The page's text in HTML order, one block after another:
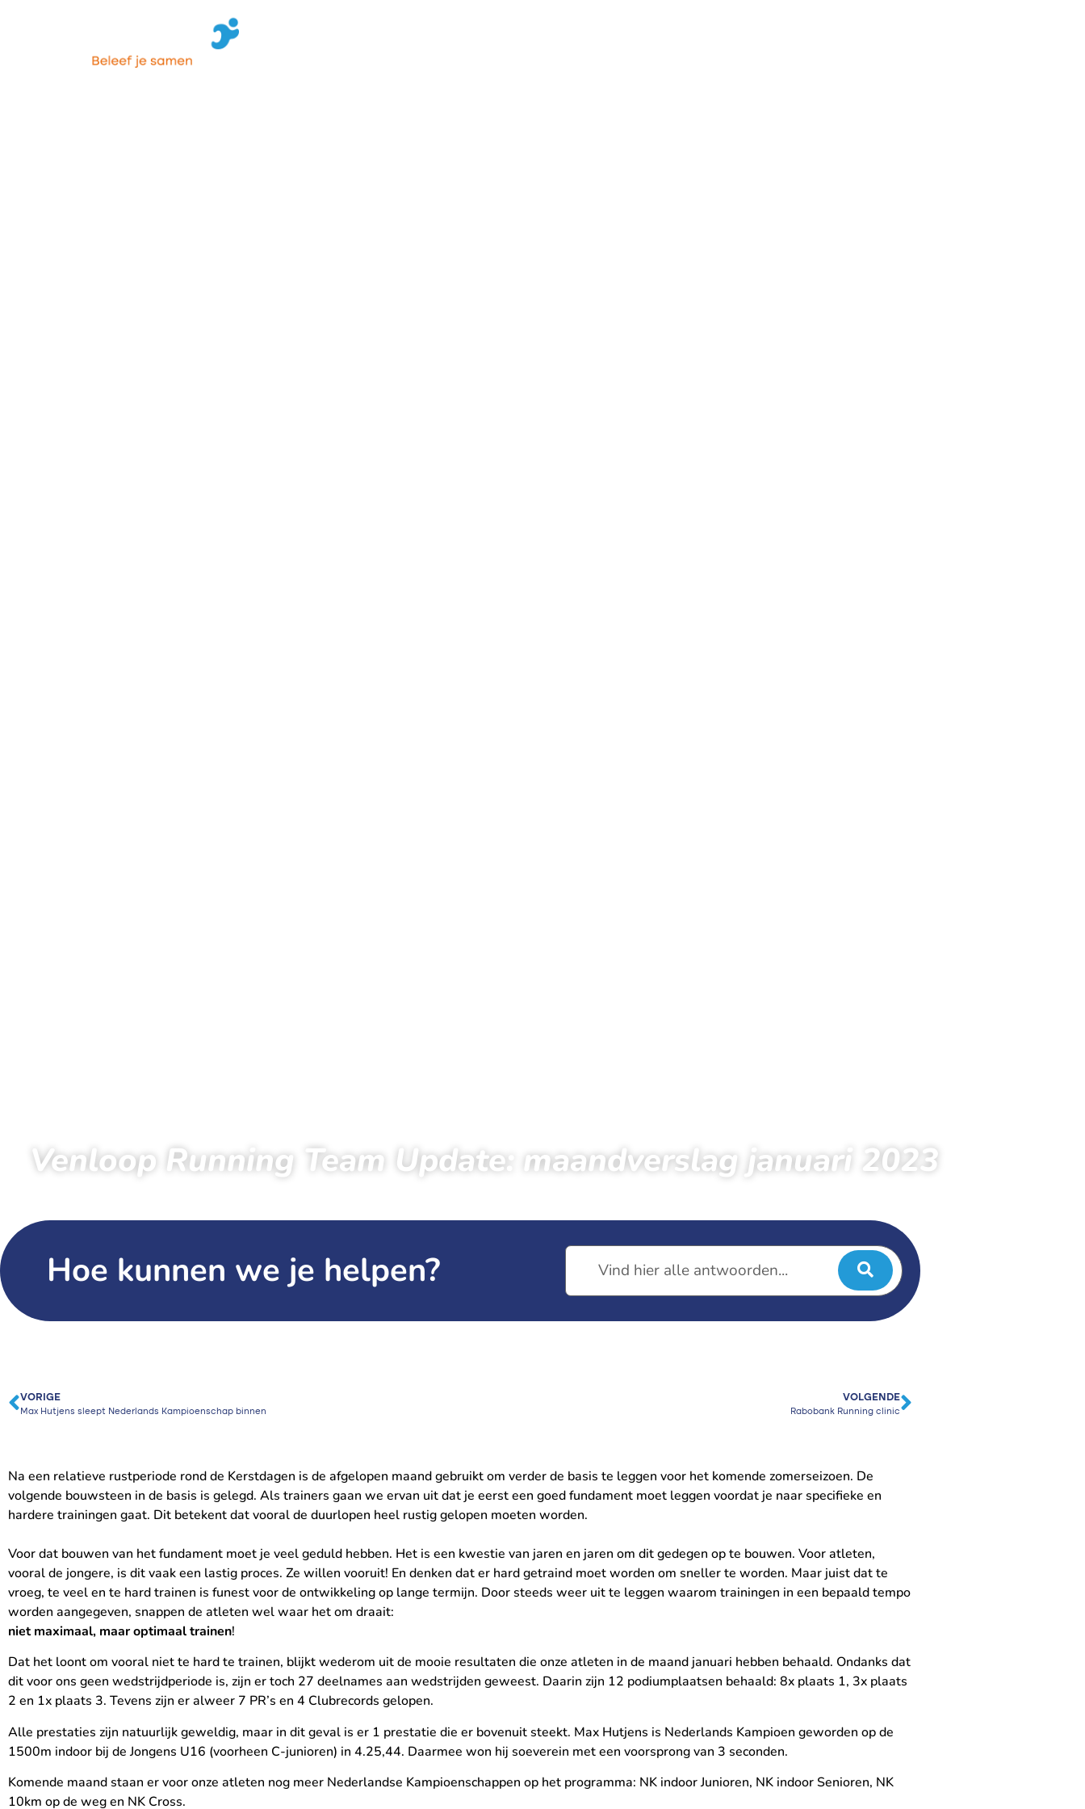
Venloop Running Team Update: maandverslag januari 2023
Hoe kunnen we je helpen?
VORIGE
Max Hutjens sleept Nederlands Kampioenschap binnen
VOLGENDE
Rabobank Running clinic
Na een relatieve rustperiode rond de Kerstdagen is de afgelopen maand gebruikt om verder de basis te leggen voor het komende zomerseizoen. De
volgende bouwsteen in de basis is gelegd. Als trainers gaan we ervan uit dat je eerst een goed fundament moet leggen voordat je naar specifieke en
hardere trainingen gaat. Dit betekent dat vooral de duurlopen heel rustig gelopen moeten worden.
Voor dat bouwen van het fundament moet je veel geduld hebben. Het is een kwestie van jaren en jaren om dit gedegen op te bouwen. Voor atleten,
vooral de jongere, is dit vaak een lastig proces. Ze willen vooruit! En denken dat er hard getraind moet worden om sneller te worden. Maar juist dat te
vroeg, te veel en te hard trainen is funest voor de ontwikkeling op lange termijn. Door steeds weer uit te leggen waarom trainingen in een bepaald tempo
worden aangegeven, snappen de atleten wel waar het om draait:
niet maximaal, maar optimaal trainen!
Dat het loont om vooral niet te hard te trainen, blijkt wederom uit de mooie resultaten die onze atleten in de maand januari hebben behaald. Ondanks dat
dit voor ons geen wedstrijdperiode is, zijn er toch 27 deelnames aan wedstrijden geweest. Daarin zijn 12 podiumplaatsen behaald: 8x plaats 1, 3x plaats
2 en 1x plaats 3. Tevens zijn er alweer 7 PR’s en 4 Clubrecords gelopen.
Alle prestaties zijn natuurlijk geweldig, maar in dit geval is er 1 prestatie die er bovenuit steekt. Max Hutjens is Nederlands Kampioen geworden op de
1500m indoor bij de Jongens U16 (voorheen C-junioren) in 4.25,44. Daarmee won hij soeverein met een voorsprong van 3 seconden.
Komende maand staan er voor onze atleten nog meer Nederlandse Kampioenschappen op het programma: NK indoor Junioren, NK indoor Senioren, NK
10km op de weg en NK Cross.